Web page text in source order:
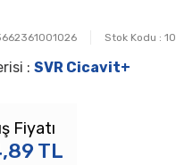
Stok Kodu :
: SVR Cicavit+
Fiyatı
TL